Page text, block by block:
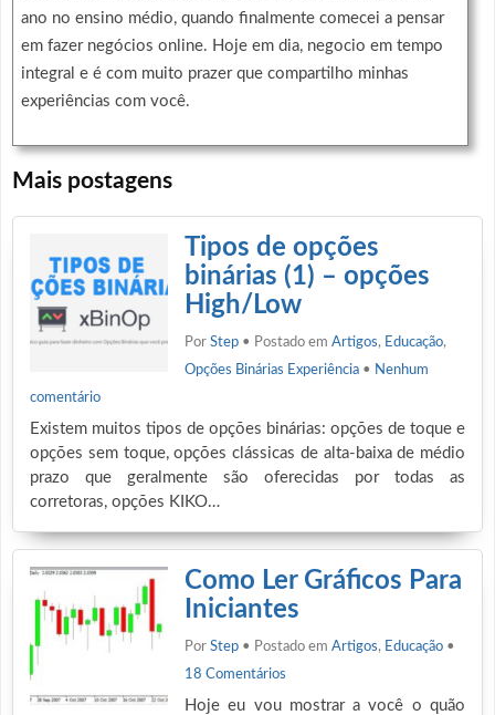
ano no ensino médio, quando finalmente comecei a pensar
em fazer negócios online. Hoje em dia, negocio em tempo
integral e é com muito prazer que compartilho minhas
experiências com você.
Mais postagens
Tipos de opções
binárias (1) – opções
High/Low
Por Step • Postado em Artigos, Educação,
Opções Binárias Experiência • Nenhum
comentário
Existem muitos tipos de opções binárias: opções de toque e
opções sem toque, opções clássicas de alta-baixa de médio
prazo que geralmente são oferecidas por todas as
corretoras, opções KIKO…
Como Ler Gráficos Para
Iniciantes
Por Step • Postado em Artigos, Educação •
18 Comentários
Hoje eu vou mostrar a você o quão